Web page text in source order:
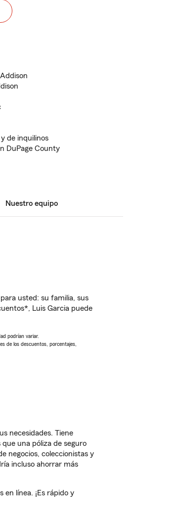
de inquilinos
DuPage County
Nuestro equipo
usted: su familia, sus
Luis Garcia puede
podrían variar.
de los descuentos, porcentajes,
necesidades. Tiene
que una póliza de seguro
negocios, coleccionistas y
incluso ahorrar más
línea. ¡Es rápido y